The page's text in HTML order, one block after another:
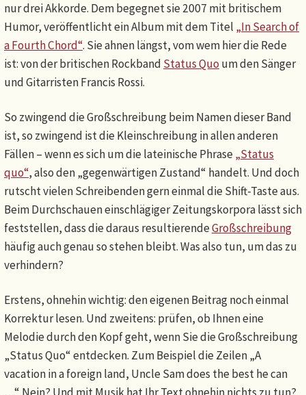
nur drei Akkorde. Dem begegnet sie 2007 mit britischem
Humor, veröffentlicht ein Album mit dem Titel „In Search of
a Fourth Chord“. Sie ahnen längst, vom wem hier die Rede
ist: von der britischen Rockband Status Quoum den Sänger
und Gitarristen Francis Rossi.
So zwingend die Großschreibung beim Namen dieser Band
ist, so zwingend ist die Kleinschreibung in allen anderen
Fällen – wenn es sich um die lateinische Phrase„Status
quo“, also den „gegenwärtigen Zustand“ handelt. Und doch
rutscht vielen Schreibenden gern einmal die Shift-Taste aus.
Beim Durchschauen einschlägiger Zeitungskorpora lässt sich
feststellen, dass die daraus resultierendeGroßschreibung
häufig auch genau so stehen bleibt. Was also tun, um das zu
verhindern?
Erstens, ohnehin wichtig: den eigenen Beitrag noch einmal
Korrektur lesen. Und zweitens: prüfen, ob Ihnen eine
Melodie durch den Kopf geht, wenn Sie die Großschreibung
„Status Quo“ entdecken. Zum Beispiel die Zeilen „A
vacation in a foreign land, Uncle Sam does the best he can